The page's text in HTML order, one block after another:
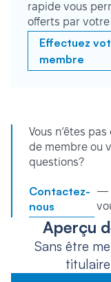
rapide vous
offerts par
Effectuez
membre
Vous n’êtes
de membre ou
questions?
Contactez-
nous
—
Aperçu
Sans être
titulaire